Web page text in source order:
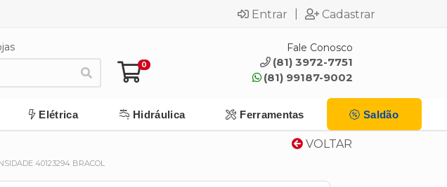
Entrar Cadastrar
0
Fale Conosco
(81) 3972-7751
(81) 99187-9002
Elétrica Hidráulica Ferramentas Saldão
VOLTAR
40123294 BRACOL